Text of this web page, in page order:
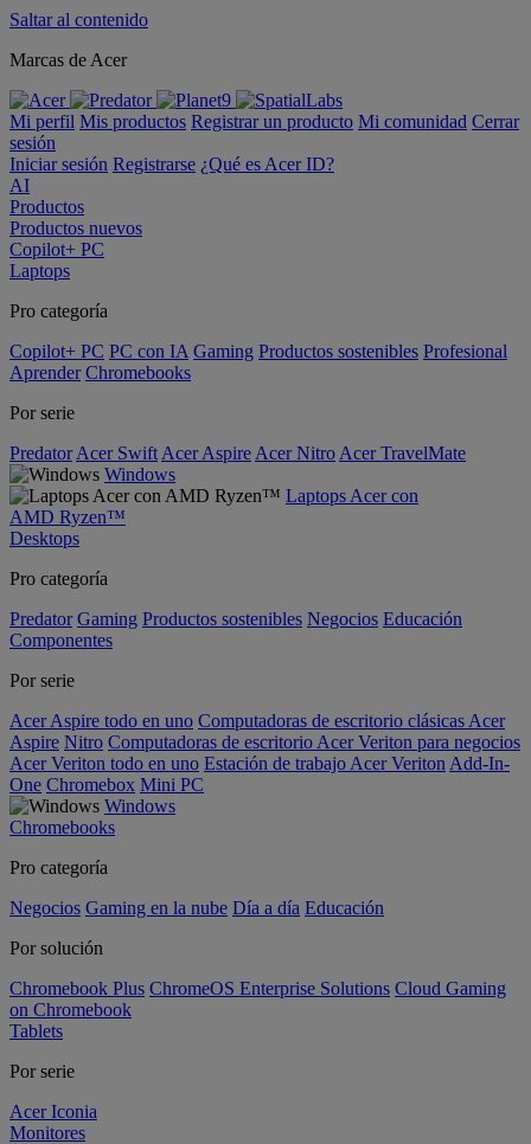
Saltar al contenido
Marcas de Acer
Mi perfil Mis productos Registrar un producto Mi comunidad Cerrar
sesión
Iniciar sesión Registrarse ¿Qué es Acer ID?
AI
Productos
Productos nuevos
Copilot+ PC
Laptops
Pro categoría
Copilot+ PC PC con IA Gaming Productos sostenibles Profesional
Aprender Chromebooks
Por serie
Predator Acer Swift Acer Aspire Acer Nitro Acer TravelMate
Windows
Laptops Acer con
AMD Ryzen™
Desktops
Pro categoría
Predator Gaming Productos sostenibles Negocios Educación
Componentes
Por serie
Acer Aspire todo en uno Computadoras de escritorio clásicas Acer
Aspire Nitro Computadoras de escritorio Acer Veriton para negocios
Acer Veriton todo en uno Estación de trabajo Acer Veriton Add-In-
One Chromebox Mini PC
Windows
Chromebooks
Pro categoría
Negocios Gaming en la nube Día a día Educación
Por solución
Chromebook Plus ChromeOS Enterprise Solutions Cloud Gaming
on Chromebook
Tablets
Por serie
Acer Iconia
Monitores